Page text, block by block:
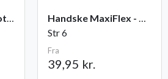
Plantebor til små potter
Handske MaxiFlex - Ultimate
Str 6
Fra
39,95 kr.